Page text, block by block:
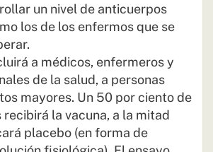
un nivel de anticuerpos
los de los enfermos que se
a médicos, enfermeros y
de la salud, a personas
mayores. Un 50 por ciento de
la vacuna, a la mitad
placebo (en forma de